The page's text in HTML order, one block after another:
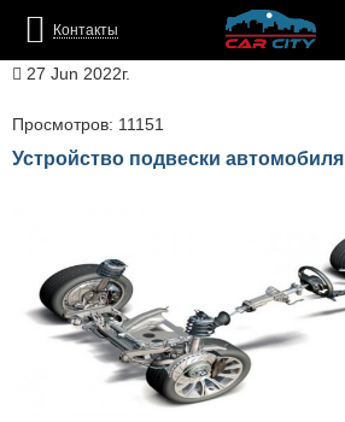
Контакты
27 Jun 2022г.
Просмотров: 11151
Устройство подвески автомобиля